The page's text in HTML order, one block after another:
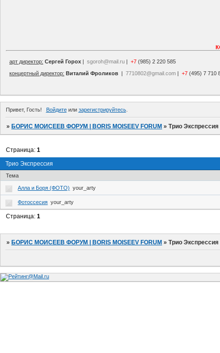
арт директор: Сергей Горох | sgoroh@mail.ru | +7 (985) 2 220 585
концертный директор: Виталий Фроликов | 7710802@gmail.com | +7 (495) 7 710
Привет, Гость! Войдитеили зарегистрируйтесь.
»БОРИС МОИСЕЕВ ФОРУМ | BORIS MOISEEV FORUM »Трио Экспрессия
Трио Экспрессия
Страница:1
Тема
Алла и Боря (ФОТО) your_arty
Фотоссесия your_arty
Страница:1
»БОРИС МОИСЕЕВ ФОРУМ | BORIS MOISEEV FORUM »Трио Экспрессия